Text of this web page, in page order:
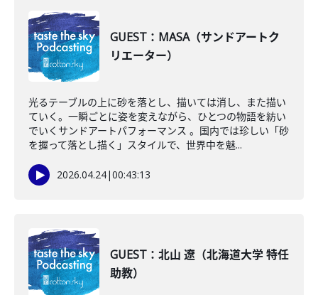
GUEST：MASA（サンドアートク
リエーター）
光るテーブルの上に砂を落とし、描いては消し、また描い
ていく。一瞬ごとに姿を変えながら、ひとつの物語を紡い
でいくサンドアートパフォーマンス 。国内では珍しい「砂
を握って落とし描く」スタイルで、世界中を魅...
2026.04.24|00:43:13
GUEST：北山 遼（北海道大学 特任
助教）